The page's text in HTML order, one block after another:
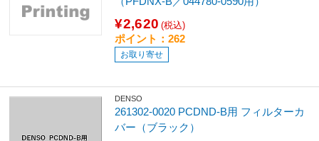
¥2,620 (税込)
ポイント：262
お取り寄せ
DENSO
261302-0020 PCDND-B用 フィルターカ
バー（ブラック）